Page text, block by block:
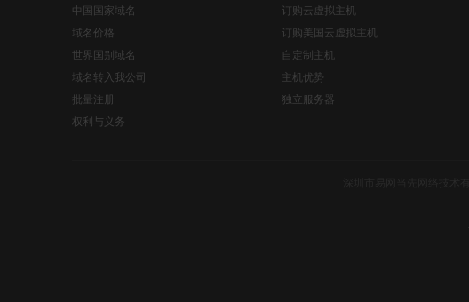
中国国家域名
域名价格
世界国别域名
域名转入我公司
批量注册
权利与义务
订购云虚拟主机
订购美国云虚拟主机
自定制主机
主机优势
独立服务器